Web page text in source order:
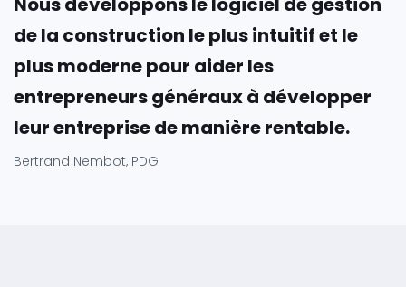
de la construction le plus intuitif et le
plus moderne pour aider les
entrepreneurs généraux à développer
leur entreprise de manière rentable.
Bertrand Nembot, PDG